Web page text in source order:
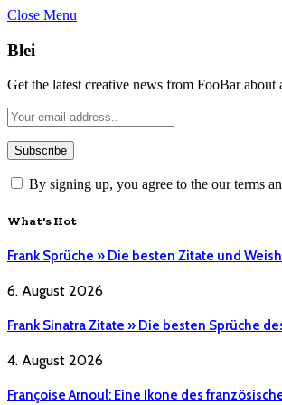
Close Menu
Blei
Get the latest creative news from FooBar about
By signing up, you agree to the our terms
What's Hot
Frank Sprüche » Die besten Zitate und
6. August 2026
Frank Sinatra Zitate » Die besten Sprüche
4. August 2026
Françoise Arnoul: Eine Ikone des